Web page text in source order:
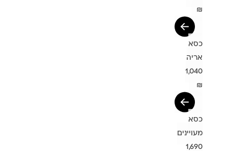
₪
כסא
אריה
1,040
₪
כסא
מעויינים
1,690